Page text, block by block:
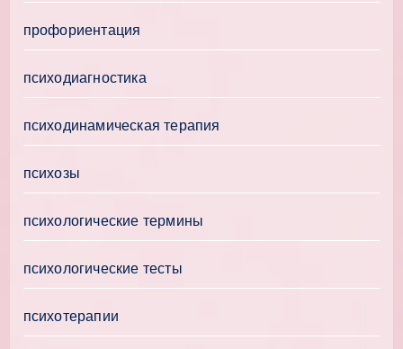
профориентация
психодиагностика
психодинамическая терапия
психозы
психологические термины
психологические тесты
психотерапии